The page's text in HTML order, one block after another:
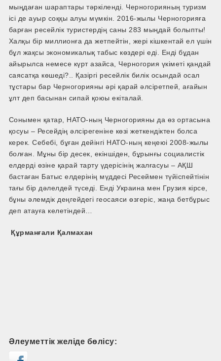
мыңдаған шараптары тәркіленді. Черногорияның туризм
ісі де ауыр соққы алуы мүмкін. 2016-жылы Черногорияға
барған ресейлік туристердің саны 283 мыңдай болыпты!
Халқы бір миллионға да жетпейтін, жері кішкентай ел үшін
бұл жақсы экономикалық табыс көздері еді. Енді бұдан
айырылса немесе күрт азайса, Черногория үкіметі қандай
саясатқа көшеді?.. Қазіргі ресейлік билік осындай осал
тұстары бар Черногорияны әрі қарай әлсіретпей, ағайын
ұлт деп басынан сипай қоюы екіталай.
Сонымен қатар, НАТО-­ның Черногорияны да өз ортасына
қосуы – Ресейдің әлсірегеніне көзі жеткендіктен болса
керек. Себебі, бұған дейінгі НАТО-­ның кеңеюі 2008-жылы
болған. Мұны бір десек, екіншіден, бұрынғы социалистік
елдерді өзіне қарай тарту үдерісінің жалғасуы – АҚШ
бастаған Батыс елдерінің мүддесі Ресеймен түйіспейтінін
тағы бір дәлелдей түседі. Енді Украина мен Грузия кірсе,
бұны әлемдік деңгейдегі геосаяси өзгеріс, жаңа бетбұрыс
деп атауға келетіндей…
Құрманғали Қалмахан
Әлеуметтік желіде бөлісу: